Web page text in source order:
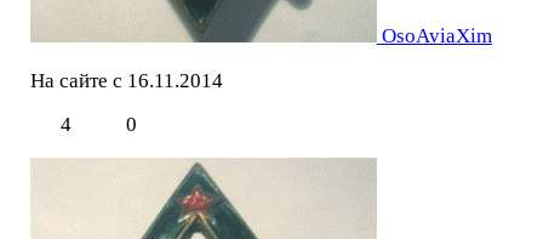
OsoAviaXim
На сайте с 16.11.2014
4
0